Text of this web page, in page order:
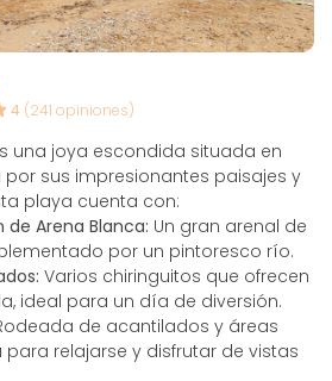
4 (241 opiniones)
una joya escondida situada en
sus impresionantes paisajes y
playa cuenta con:
de Arena Blanca: Un gran arenal de
por un pintoresco río.
Varios chiringuitos que ofrecen
ideal para un día de diversión.
de acantilados y áreas
para relajarse y disfrutar de vistas